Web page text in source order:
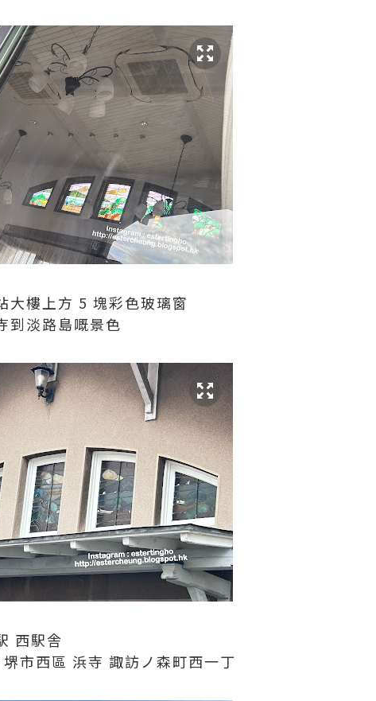
大樓上方 5 塊彩色玻璃窗
到淡路島嘅景色
西駅舎
市西區 浜寺 諏訪ノ森町西一丁